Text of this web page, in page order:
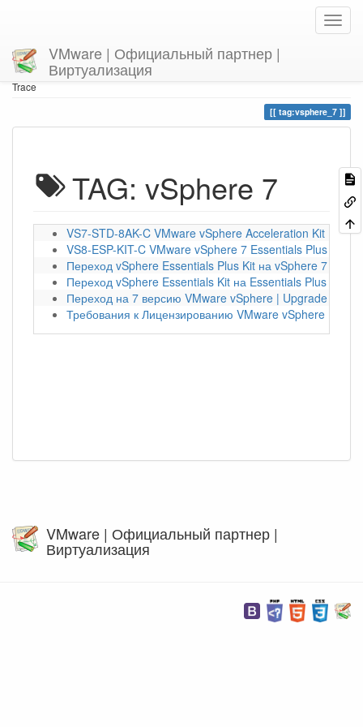
VMware | Официальный партнер |
Виртуализация
You are here Home
tag
vsphere_7
Trace
tag:vsphere_7
TAG: vSphere 7
VS7-STD-8AK-C VMware vSphere Acceleration Kit |
VS8-ESP-KIT-C VMware vSphere 7 Essentials Plus |
Переход vSphere Essentials Plus Kit на vSphere 7
Переход vSphere Essentials Kit на Essentials Plus
Переход на 7 версию VMware vSphere | Upgrade
Требования к Лицензированию VMware vSphere ESXi |
VMware | Официальный партнер |
Виртуализация